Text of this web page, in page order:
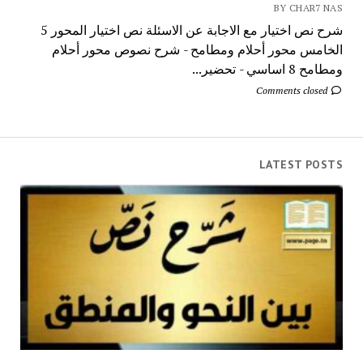
BY CHAR7 NAS
شرح نص اختيار مع الاجابة عن الاسئلة نص اختيار المحور 5
الخامس محور أحلام ومطامح - شرح نصوص محور أحلام
ومطامح 8 اساسي - تحضير...
Comments closed
LATEST POSTS